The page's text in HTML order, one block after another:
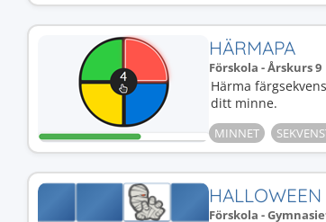
HÄRMAPA
Förskola - Årskurs 9
Härma
ditt minne.
MINNET
Förskola -